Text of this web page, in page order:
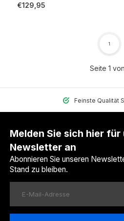
€129,95
Seite 1
1
Feinste Qualität
Melden Sie sich hier für
Newsletter an
Abonnieren Sie unseren
Stand zu bleiben.